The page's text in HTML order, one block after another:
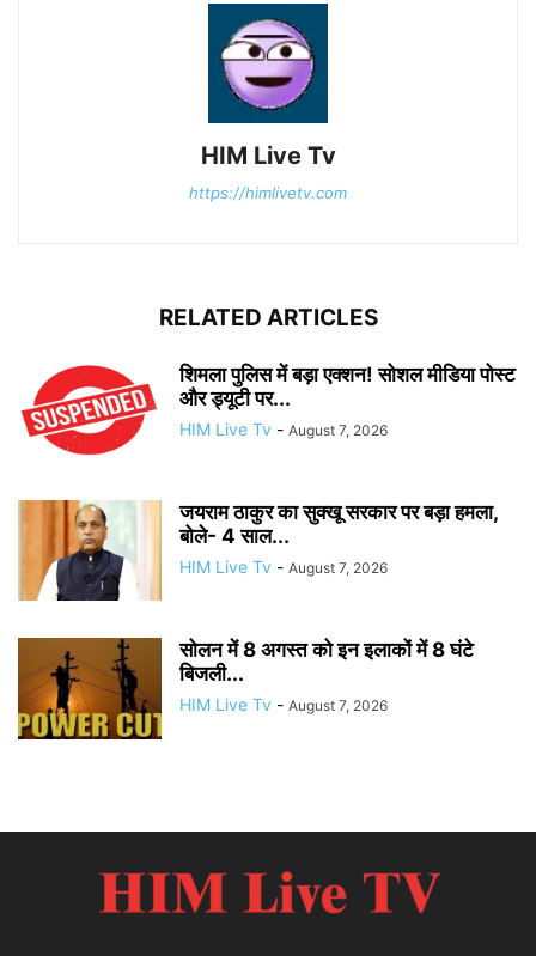
HIM Live Tv
https://himlivetv.com
RELATED ARTICLES
शिमला पुलिस में बड़ा एक्शन! सोशल मीडिया पोस्ट
और ड्यूटी पर...
HIM Live Tv - August 7, 2026
जयराम ठाकुर का सुक्खू सरकार पर बड़ा हमला,
बोले- 4 साल...
HIM Live Tv - August 7, 2026
सोलन में 8 अगस्त को इन इलाकों में 8 घंटे
बिजली...
HIM Live Tv - August 7, 2026